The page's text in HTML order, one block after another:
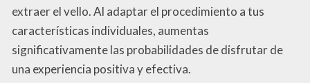
extraer el vello. Al adaptar el procedimiento a tus
características individuales, aumentas
significativamente las probabilidades de disfrutar de
una experiencia positiva y efectiva.